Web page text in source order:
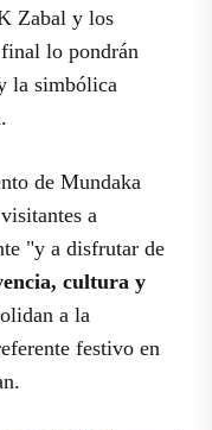
Zabal y los
lo pondrán
la simbólica
de Mundaka
a
"y a disfrutar de
cultura y
a la
festivo en